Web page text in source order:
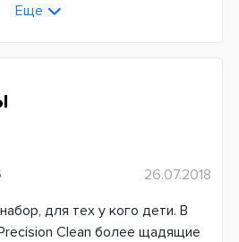
Kids)
Care, Trizone)
Professional Care, Trizone)
Еще
26.07.2018
для тех у кого дети. В
Clean более щадящие